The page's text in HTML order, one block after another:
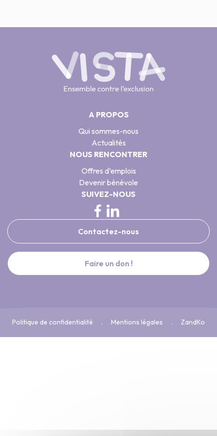
A PROPOS
Qui sommes-nous
Actualités
NOUS RENCONTRER
Offres d’emplois
Devenir bénévole
SUIVEZ-NOUS
Contactez-nous
Faire un don !
Politique de confidentialité Mentions légales ZandKo